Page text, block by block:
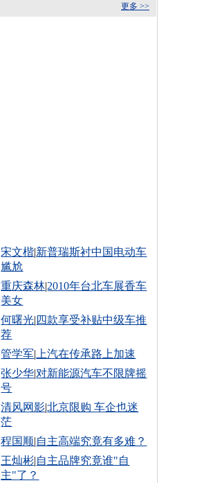
更多 >>
宋文楷|新普瑞斯衬中国电动车
尴尬
重庆森林|2010年台北车展香车
美女
何曙光| 四款享受补贴中级车推
荐
管学军| 上汽在传承路上加速
张少华|对新能源汽车不限牌摇
号
清风网影|北京限购 车企也迷
茫
程国顺|自主高端究竟有多难？
王灿彬|自主品牌究竟谁"自
主"了？